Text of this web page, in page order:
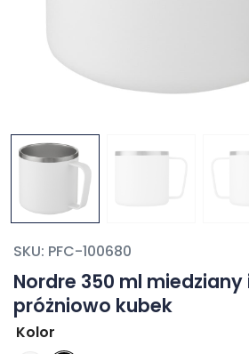
Nordre 350 ml
próżniowo kubek
SKU: PFC-100680
Kolor